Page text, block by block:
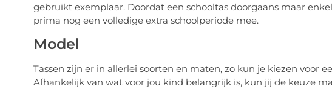
gebruikt exemplaar. Doordat een schooltas doorgaans maar
prima nog een volledige extra schoolperiode mee.
Model
Tassen zijn er in allerlei soorten en maten, zo kun je kiezen voor
Afhankelijk van wat voor jou kind belangrijk is, kun jij de keuze